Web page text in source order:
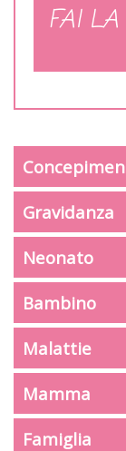
FAI
Gravidanza
Neonato
Bambino
Malattie
Mamma
Famiglia